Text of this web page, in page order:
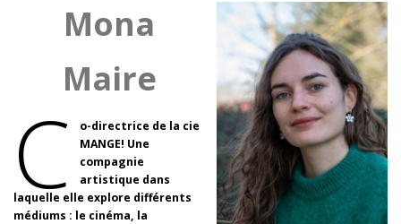
Mona
Maire
C
o-directrice de la cie
MANGE! Une
compagnie
artistique dans
laquelle elle explore différents
médiums : le cinéma, la